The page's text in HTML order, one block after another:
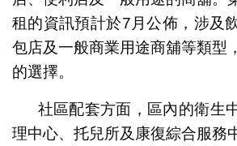
租的資訊預計於7月公佈，涉及
包店及一般商業用途商舖等類型
的選擇。
社區配套方面，區內的衛生
理中心、托兒所及康復綜合服務